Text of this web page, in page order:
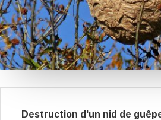
Destruction d'un nid de